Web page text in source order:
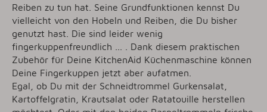
Reiben zu tun hat. Seine Grundfunktionen kennst Du
vielleicht von den Hobeln und Reiben, die Du bisher
genutzt hast. Die sind leider wenig
fingerkuppenfreundlich ... . Dank diesem praktischen
Zubehör für Deine KitchenAid Küchenmaschine können
Deine Fingerkuppen jetzt aber aufatmen.
Egal, ob Du mit der Schneidtrommel Gurkensalat,
Kartoffelgratin, Krautsalat oder Ratatouille herstellen